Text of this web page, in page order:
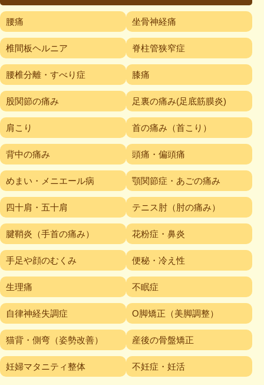
腰痛 坐骨神経痛
椎間板ヘルニア 脊柱管狭窄症
腰椎分離・すべり症 膝痛
股関節の痛み 足裏の痛み(足底筋膜炎)
肩こり 首の痛み（首こり）
背中の痛み 頭痛・偏頭痛
めまい・メニエール病 顎関節症・あごの痛み
四十肩・五十肩 テニス肘（肘の痛み）
腱鞘炎（手首の痛み） 花粉症・鼻炎
手足や顔のむくみ 便秘・冷え性
生理痛 不眠症
自律神経失調症 O脚矯正（美脚調整）
猫背・側弯（姿勢改善） 産後の骨盤矯正
妊婦マタニティ整体 不妊症・妊活